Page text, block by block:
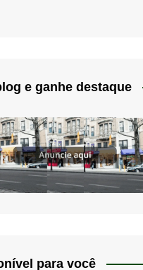
e ganhe destaque
para você